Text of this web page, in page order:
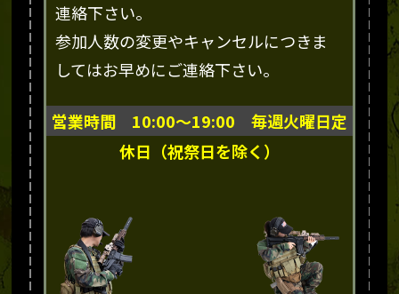
連絡下さい。
参加人数の変更やキャンセルにつきま
してはお早めにご連絡下さい。
営業時間 10:00～19:00 毎週火曜日定
休日（祝祭日を除く）